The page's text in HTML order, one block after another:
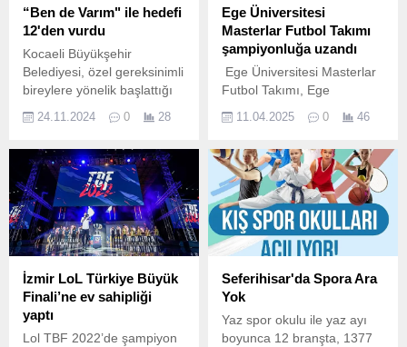
“Ben de Varım" ile hedefi
12'den vurdu
Kocaeli Büyükşehir
Belediyesi, özel gereksinimli
bireylere yönelik başlattığı
‘‘Sporda Ben De Varım’’
projesiyle dezavantajlı
devam ediyor.
24.11.2024 0 28
Ege Üniversitesi
Masterlar Futbol Takımı
şampiyonluğa uzandı
Ege Üniversitesi Masterlar
Futbol Takımı, Ege
Masterler 2024-
2025 sezonunun Play-Off
Tırpancı Futbol Sahası'nda
Manisa 1965 Masterler
Takımı'nı penaltılarda 4-3
yendi.
11.04.2025 0 46
İzmir LoL Türkiye Büyük
Finali’ne ev sahipliği
yaptı
Lol TBF 2022’de şampiyon
Seferihisar'da Spora Ara
Yok
Yaz spor okulu ile yaz ayı
boyunca 12 branşta, 1377